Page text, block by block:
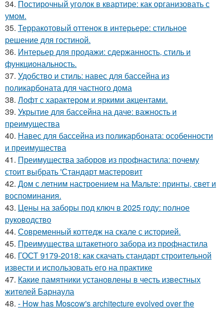
34. Постирочный уголок в квартире: как организовать с
умом.
35. Терракотовый оттенок в интерьере: стильное
решение для гостиной.
36. Интерьер для продажи: сдержанность, стиль и
функциональность.
37. Удобство и стиль: навес для бассейна из
поликарбоната для частного дома
38. Лофт с характером и яркими акцентами.
39. Укрытие для бассейна на даче: важность и
преимущества
40. Навес для бассейна из поликарбоната: особенности
и преимущества
41. Преимущества заборов из профнастила: почему
стоит выбрать 'Стандарт мастеровит
42. Дом с летним настроением на Мальте: принты, свет и
воспоминания.
43. Цены на заборы под ключ в 2025 году: полное
руководство
44. Современный коттедж на скале с историей.
45. Преимущества штакетного забора из профнастила
46. ГОСТ 9179-2018: как скачать стандарт строительной
извести и использовать его на практике
47. Какие памятники установлены в честь известных
жителей Барнаула
48. - How has Moscow's architecture evolved over the